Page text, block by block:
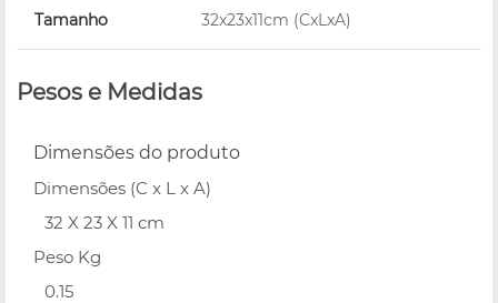
Tamanho 32x23x11cm (CxLxA)
Pesos e Medidas
Dimensões do produto
Dimensões (C x L x A)
32 X 23 X 11 cm
Peso Kg
0.15